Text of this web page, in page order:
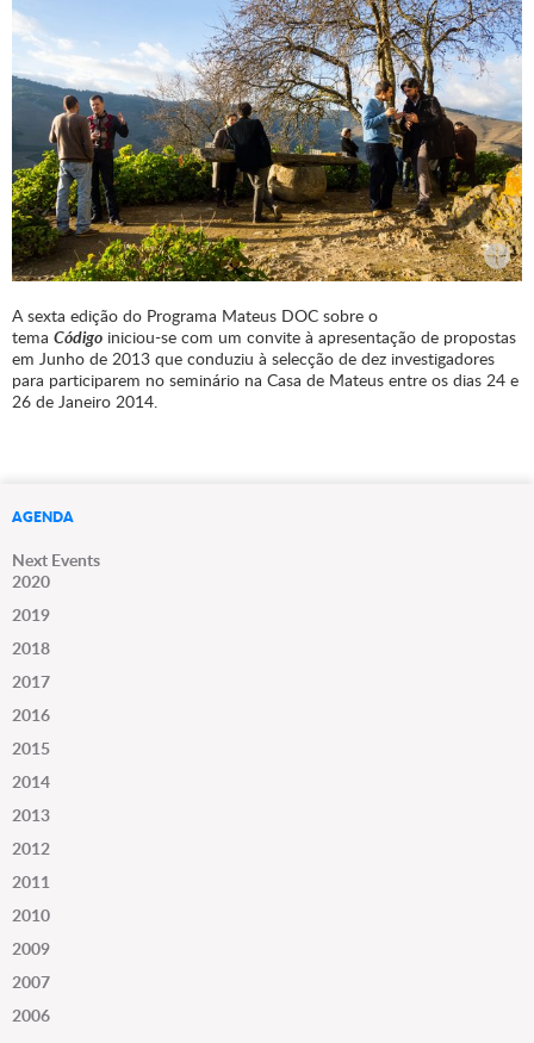
A sexta edição do Programa Mateus DOC sobre o
tema Código iniciou-se com um convite à apresentação de propostas
em Junho de 2013 que conduziu à selecção de dez investigadores
para participarem no seminário na Casa de Mateus entre os dias 24 e
26 de Janeiro 2014.
AGENDA
Next Events
2020
2019
2018
2017
2016
2015
2014
2013
2012
2011
2010
2009
2007
2006